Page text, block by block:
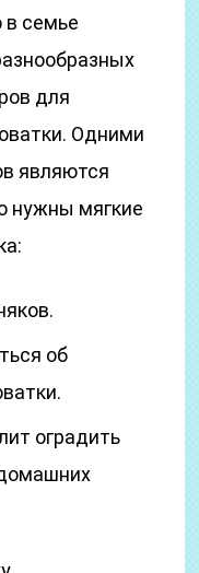
в семье
для
Одними
являются
нужны мягкие
об
оградить